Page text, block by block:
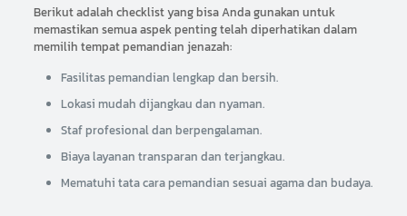
Berikut adalah checklist yang bisa Anda gunakan untuk
memastikan semua aspek penting telah diperhatikan dalam
memilih tempat pemandian jenazah:
Fasilitas pemandian lengkap dan bersih.
Lokasi mudah dijangkau dan nyaman.
Staf profesional dan berpengalaman.
Biaya layanan transparan dan terjangkau.
Mematuhi tata cara pemandian sesuai agama dan budaya.